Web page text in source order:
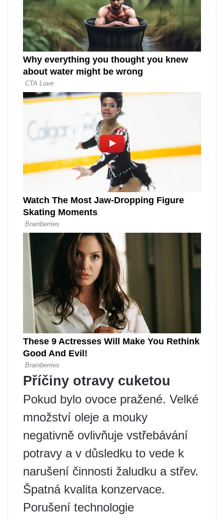
Příčiny otravy cuketou
Pokud bylo ovoce pražené. Velké
množství oleje a mouky
negativně ovlivňuje vstřebávání
potravy a v důsledku to vede k
narušení činnosti žaludku a střev.
Špatná kvalita konzervace.
Porušení technologie